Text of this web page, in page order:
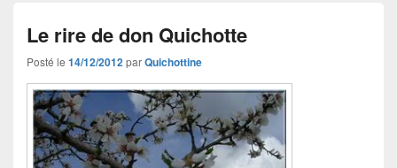
Le rire de don Quichotte
Posté le 14/12/2012 parQuichottine